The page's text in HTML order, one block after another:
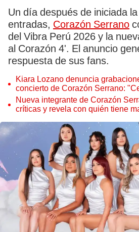
Un día después de iniciada
entradas, Corazón Serrano
del Vibra Perú 2026 y la
al Corazón 4'. El anuncio
respuesta de sus fans.
Kiara Lozano denuncia
concierto de Corazón Serrano:
apuntándome..."
Nueva integrante de Corazón
críticas y revela con quién tiene